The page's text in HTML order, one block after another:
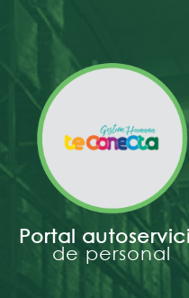
Portal
de personal